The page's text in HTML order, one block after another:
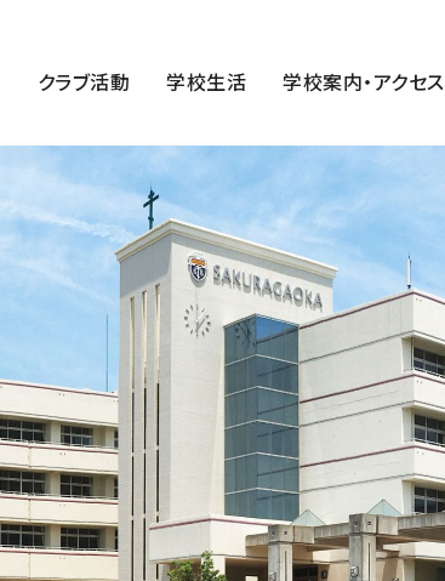
クラブ活動 学校生活 学校案内・アクセス